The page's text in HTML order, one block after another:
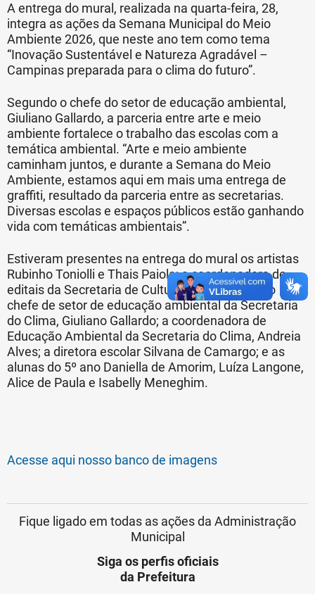
A entrega do mural, realizada na quarta-feira, 28,
integra as ações da Semana Municipal do Meio
Ambiente 2026, que neste ano tem como tema
“Inovação Sustentável e Natureza Agradável –
Campinas preparada para o clima do futuro”.
Segundo o chefe do setor de educação ambiental,
Giuliano Gallardo, a parceria entre arte e meio
ambiente fortalece o trabalho das escolas com a
temática ambiental. “Arte e meio ambiente
caminham juntos, e durante a Semana do Meio
Ambiente, estamos aqui em mais uma entrega de
graffiti, resultado da parceria entre as secretarias.
Diversas escolas e espaços públicos estão ganhando
vida com temáticas ambientais”.
Estiveram presentes na entrega do mural os artistas
Rubinho Toniolli e Thais Paiola; a coordenadora de
editais da Secretaria de Cultura, Sandra Peres; o
chefe de setor de educação ambiental da Secretaria
do Clima, Giuliano Gallardo; a coordenadora de
Educação Ambiental da Secretaria do Clima, Andreia
Alves; a diretora escolar Silvana de Camargo; e as
alunas do 5º ano Daniella de Amorim, Luíza Langone,
Alice de Paula e Isabelly Meneghim.
Acesse aqui nosso banco de imagens
Fique ligado em todas as ações da Administração
Municipal
Siga os perfis oficiais
da Prefeitura